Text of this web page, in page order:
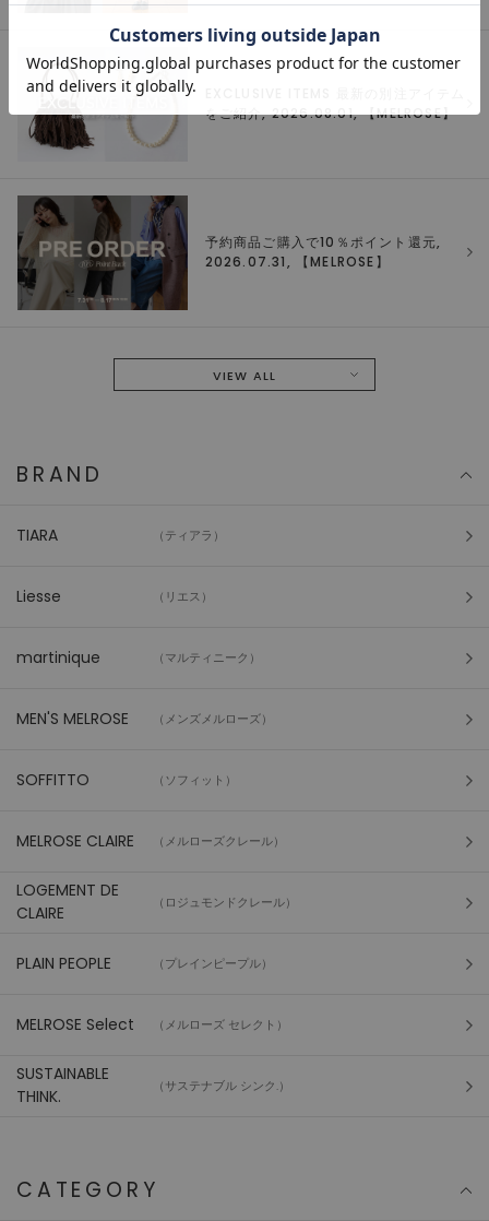
をご紹介, 2026.08.01, 【MELROSE】
予約商品ご購入で10％ポイント還元,
2026.07.31, 【MELROSE 】
VIEW ALL
BRAND
TIARA （ティアラ）
Liesse （リエス）
martinique （マルティニーク）
MEN'S MELROSE （メンズメルローズ）
SOFFITTO （ソフィット）
MELROSE CLAIRE （メルローズクレール）
LOGEMENT DE
CLAIRE
（ロジュモンドクレール）
PLAIN PEOPLE （プレインピープル）
MELROSE Select （メルローズ セレクト）
SUSTAINABLE
THINK.
（サステナブル シンク.）
CATEGORY